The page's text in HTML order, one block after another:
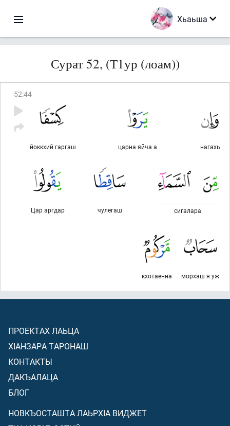
Хьаьша
Сурат 52, (Т1ур (лоам))
52:44
нагахь
царна яйча а
йоккхий гаргаш
сигалара
чулегаш
Цар аргдар
морхаш я уж
кхотаенна
ПРОЕКТАХ ЛАЬЦА
ХIАНЗАРА ТАРОНАШ
КОНТАКТЫ
ДАКЪАЛАЦА
БЛОГ
НОВКЪОСТАШТА ЛАЬРХIА ВИДЖЕТ